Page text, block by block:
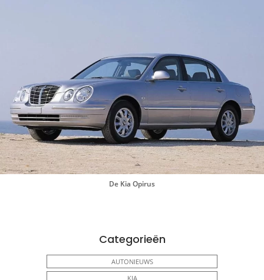
De Kia Opirus
Categorieën
AUTONIEUWS
KIA